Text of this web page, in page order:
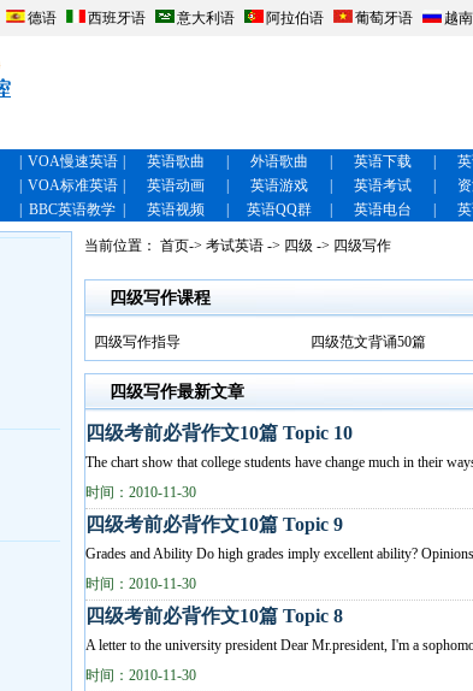
德语 西班牙语 意大利语 阿拉伯语 葡萄牙语 越
VOA慢速英语 英语歌曲 外语歌曲 英语下载
VOA标准英语 英语动画 英语游戏 英语考试
BBC英语教学 英语视频 英语QQ群 英语电台
当前位置： 首页-> 考试英语 -> 四级 -> 四级写作
四级写作课程
四级写作指导 四级范文背诵50篇
四级写作最新文章
四级考前必背作文10篇 Topic 10
The chart show that college students have change much in their
时间：2010-11-30
四级考前必背作文10篇 Topic 9
Grades and Ability Do high grades imply excellent ability?
时间：2010-11-30
四级考前必背作文10篇 Topic 8
A letter to the university president Dear Mr.president, I'm a
时间：2010-11-30